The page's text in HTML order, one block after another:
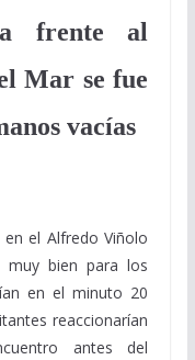
frente al
Mar se fue
vacías
el Alfredo Viñolo
muy bien para los
en el minuto 20
reaccionarían
antes del